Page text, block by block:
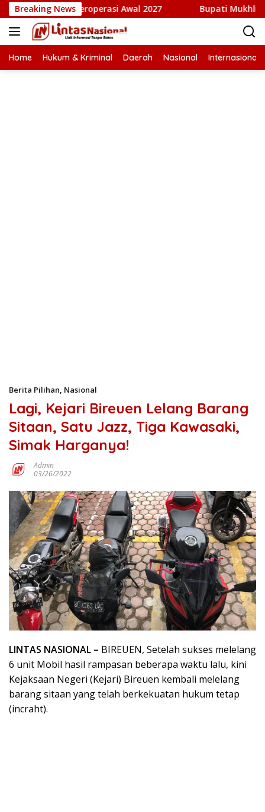
Langsung
ke
konten
Breaking News
Beroperasi Awal 2027 Bupati Mukhlis: Tiga
Home Hukum & Kriminal Daerah Nasional Internasional
Berita Pilihan, Nasional
Lagi, Kejari Bireuen Lelang Barang
Sitaan, Satu Jazz, Tiga Kawasaki,
Simak Harganya!
Admin
03/26/2022
LINTAS NASIONAL – BIREUEN, Setelah sukses melelang
6 unit Mobil hasil rampasan beberapa waktu lalu, kini
Kejaksaan Negeri (Kejari) Bireuen kembali melelang
barang sitaan yang telah berkekuatan hukum tetap
(incraht).